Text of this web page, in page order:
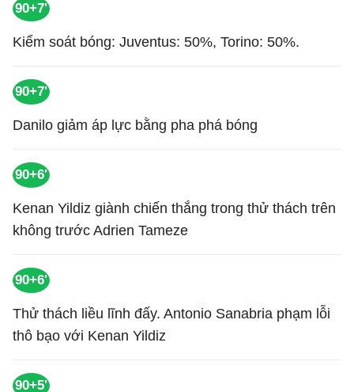
90+7'
Kiểm soát bóng: Juventus: 50%, Torino: 50%.
90+7'
Danilo giảm áp lực bằng pha phá bóng
90+6'
Kenan Yildiz giành chiến thắng trong thử thách trên
không trước Adrien Tameze
90+6'
Thử thách liều lĩnh đấy. Antonio Sanabria phạm lỗi
thô bạo với Kenan Yildiz
90+5'